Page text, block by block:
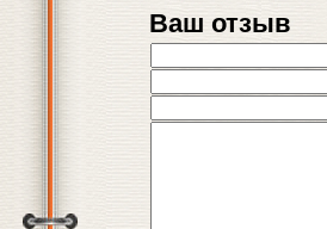
Ваш отзыв